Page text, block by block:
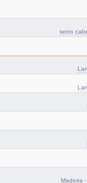
serro
Madeira